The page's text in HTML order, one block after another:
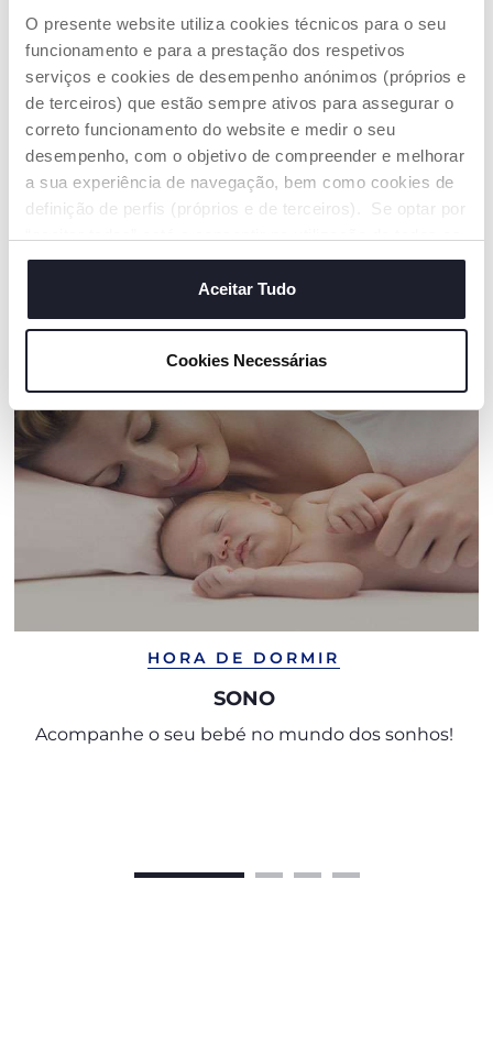
O presente website utiliza cookies técnicos para o seu
funcionamento e para a prestação dos respetivos
serviços e cookies de desempenho anónimos (próprios e
de terceiros) que estão sempre ativos para assegurar o
correto funcionamento do website e medir o seu
desempenho, com o objetivo de compreender e melhorar
a sua experiência de navegação, bem como cookies de
definição de perfis (próprios e de terceiros). Se optar por
cookies. Se quiser saber mais, alterar ou revogar o
consentimento de todos ou de alguns cookies, clique em
"mostrar detalhes". Ao fechar este aviso, está a
são necessários e essenciais para garantir o
funcionamento desta página.
Aceitar Tudo
Cookies Necessárias
DETALHES DO PRODUTO
ADVERTÊNCIAS E INSTRUÇÕES
Encontre uma loja
OS NOSSOS CONSELHOS
HORA DE DORMIR
SONO
Acompanhe o seu bebé no mundo dos sonhos!